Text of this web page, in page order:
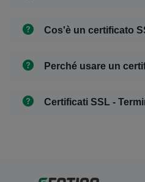
Cos'è un certificato
Perché usare un
Certificati SSL -